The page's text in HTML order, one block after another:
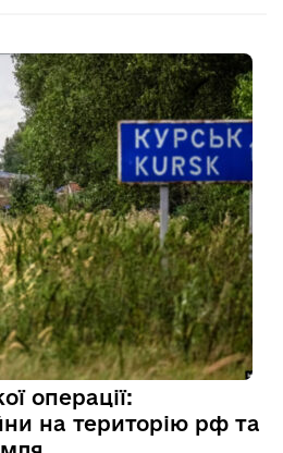
операції:
на територію рф та